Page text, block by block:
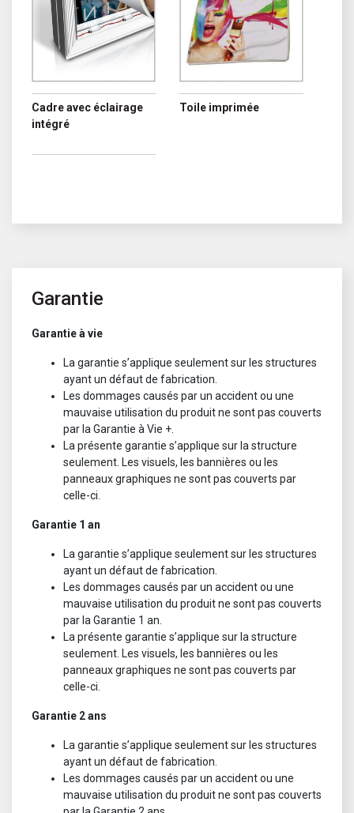
Cadre avec éclairage
intégré
Toile imprimée
Garantie
Garantie à vie
La garantie s’applique seulement sur les structures
ayant un défaut de fabrication.
Les dommages causés par un accident ou une
mauvaise utilisation du produit ne sont pas couverts
par la Garantie à Vie +.
La présente garantie s’applique sur la structure
seulement. Les visuels, les bannières ou les
panneaux graphiques ne sont pas couverts par
celle-ci.
Garantie 1 an
La garantie s’applique seulement sur les structures
ayant un défaut de fabrication.
Les dommages causés par un accident ou une
mauvaise utilisation du produit ne sont pas couverts
par la Garantie 1 an.
La présente garantie s’applique sur la structure
seulement. Les visuels, les bannières ou les
panneaux graphiques ne sont pas couverts par
celle-ci.
Garantie 2 ans
La garantie s’applique seulement sur les structures
ayant un défaut de fabrication.
Les dommages causés par un accident ou une
mauvaise utilisation du produit ne sont pas couverts